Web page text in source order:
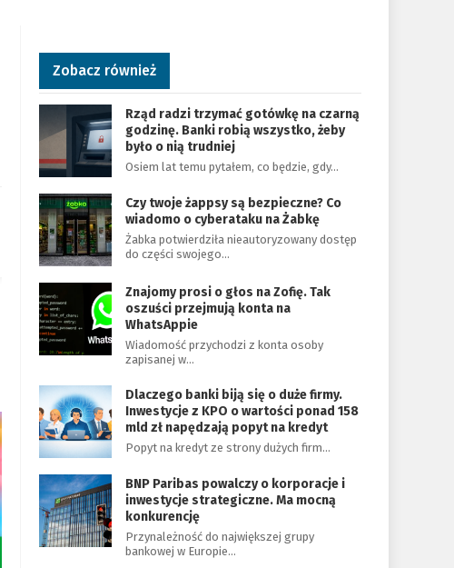
Zobacz również
Rząd radzi trzymać gotówkę na czarną
godzinę. Banki robią wszystko, żeby
było o nią trudniej
Osiem lat temu pytałem, co będzie, gdy…
Czy twoje żappsy są bezpieczne? Co
wiadomo o cyberataku na Żabkę
Żabka potwierdziła nieautoryzowany dostęp
do części swojego…
Znajomy prosi o głos na Zofię. Tak
oszuści przejmują konta na
WhatsAppie
Wiadomość przychodzi z konta osoby
zapisanej w…
Dlaczego banki biją się o duże firmy.
Inwestycje z KPO o wartości ponad 158
mld zł napędzają popyt na kredyt
Popyt na kredyt ze strony dużych firm…
BNP Paribas powalczy o korporacje i
inwestycje strategiczne. Ma mocną
konkurencję
Przynależność do największej grupy
bankowej w Europie…